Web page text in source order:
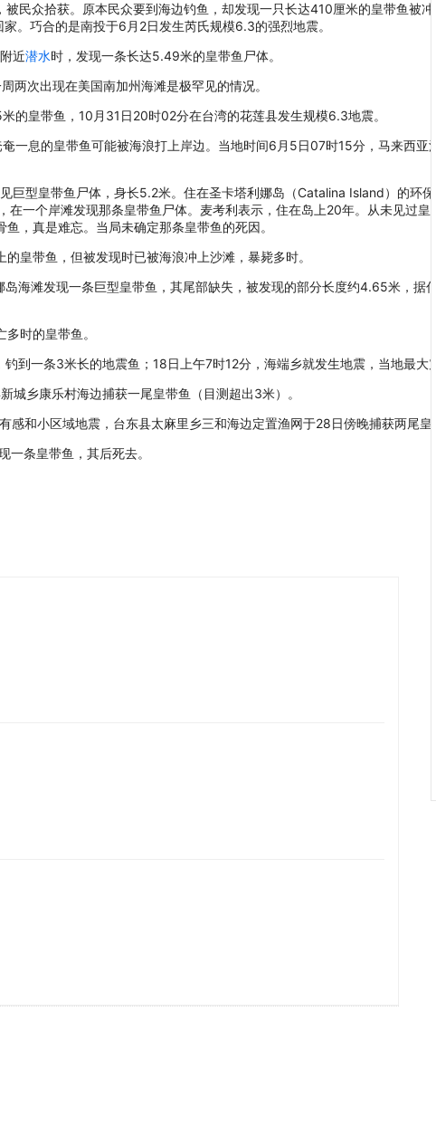
民众拾获。原本民众要到海边钓鱼，却发现一只长达410厘米的皇带鱼被
。巧合的是南投于6月2日发生芮氏规模6.3的强烈地震。
近潜水时，发现一条长达5.49米的皇带鱼尸体。
两次出现在美国南加州海滩是极罕见的情况。
的皇带鱼，10月31日20时02分在台湾的花莲县发生规模6.3地震。
一息的皇带鱼可能被海浪打上岸边。当地时间6月5日07时15分，马来西亚
巨型皇带鱼尸体，身长5.2米。住在圣卡塔利娜岛（Catalina Island）的环
一个岸滩发现那条皇带鱼尸体。麦考利表示，住在岛上20年。从未见过皇
，真是难忘。当局未确定那条皇带鱼的死因。
皇带鱼，但被发现时已被海浪冲上沙滩，暴毙多时。
海滩发现一条巨型皇带鱼，其尾部缺失，被发现的部分长度约4.65米，据
时的皇带鱼。
到一条3米长的地震鱼；18日上午7时12分，海端乡就发生地震，当地最大
乡康乐村海边捕获一尾皇带鱼（目测超出3米）。
和小区域地震，台东县太麻里乡三和海边定置渔网于28日傍晚捕获两尾皇
条皇带鱼，其后死去。